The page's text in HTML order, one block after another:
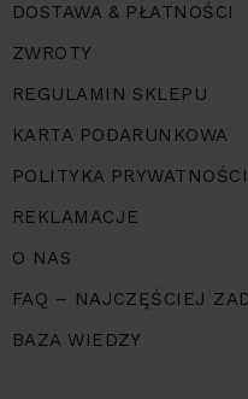
DOSTAWA & PŁATNOŚCI
ZWROTY
REGULAMIN SKLEPU
KARTA PODARUNKOWA
POLITYKA PRYWATNOŚCI
REKLAMACJE
O NAS
FAQ – NAJCZĘŚCIEJ
BAZA WIEDZY